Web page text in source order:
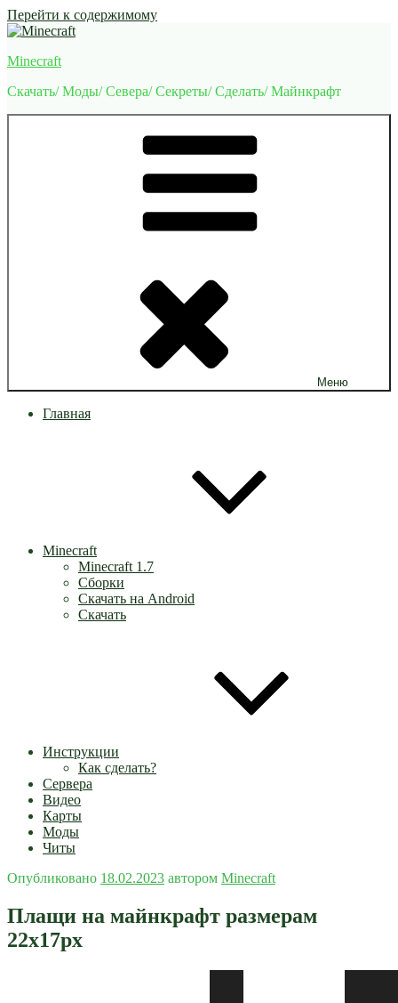
Перейти к содержимому
Minecraft
Скачать/ Моды/ Севера/ Секреты/ Сделать/ Майнкрафт
Меню
Главная
Minecraft
Minecraft 1.7
Сборки
Скачать на Android
Скачать
Инструкции
Как сделать?
Сервера
Видео
Карты
Моды
Читы
Опубликовано 18.02.2023 автором Minecraft
Плащи на майнкрафт размерам
22x17px